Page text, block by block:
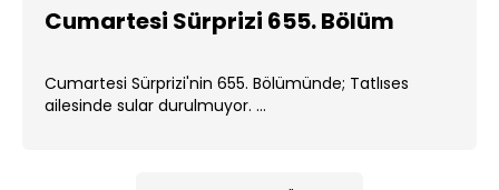
Cumartesi Sürprizi 655. Bölüm
Cumartesi Sürprizi'nin 655. Bölümünde; Tatlıses
ailesinde sular durulmuyor. ...